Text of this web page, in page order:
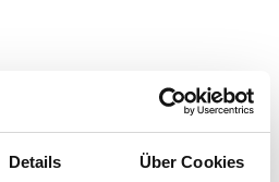
Details Über Cookies